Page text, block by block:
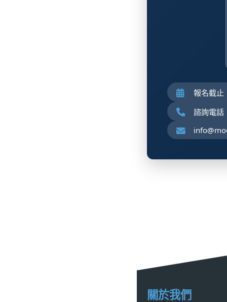
報名截止
諮詢電
關於我們